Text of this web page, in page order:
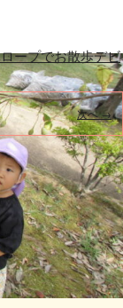
ープでお散歩デビ
次へ →